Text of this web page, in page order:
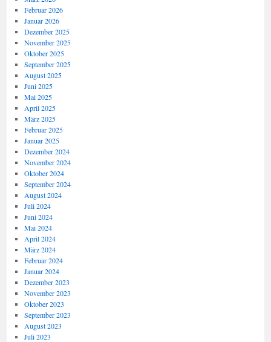
Februar 2026
Januar 2026
Dezember 2025
November 2025
Oktober 2025
September 2025
August 2025
Juni 2025
Mai 2025
April 2025
März 2025
Februar 2025
Januar 2025
Dezember 2024
November 2024
Oktober 2024
September 2024
August 2024
Juli 2024
Juni 2024
Mai 2024
April 2024
März 2024
Februar 2024
Januar 2024
Dezember 2023
November 2023
Oktober 2023
September 2023
August 2023
Juli 2023